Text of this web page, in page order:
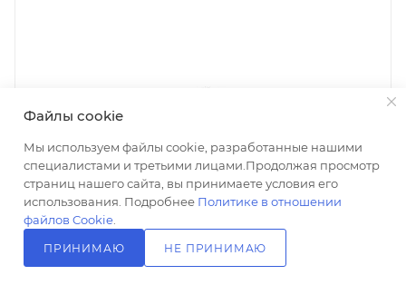
Файлы cookie
Мы используем файлы cookie, разработанные нашими
специалистами и третьими лицами.Продолжая просмотр
страниц нашего сайта, вы принимаете условия его
использования. Подробнее Политике в отношении
файлов Cookie
ПРИНИМАЮ НЕ ПРИНИМАЮ